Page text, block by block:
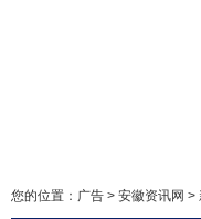
您的位置： 广告 > 安徽资讯网 >